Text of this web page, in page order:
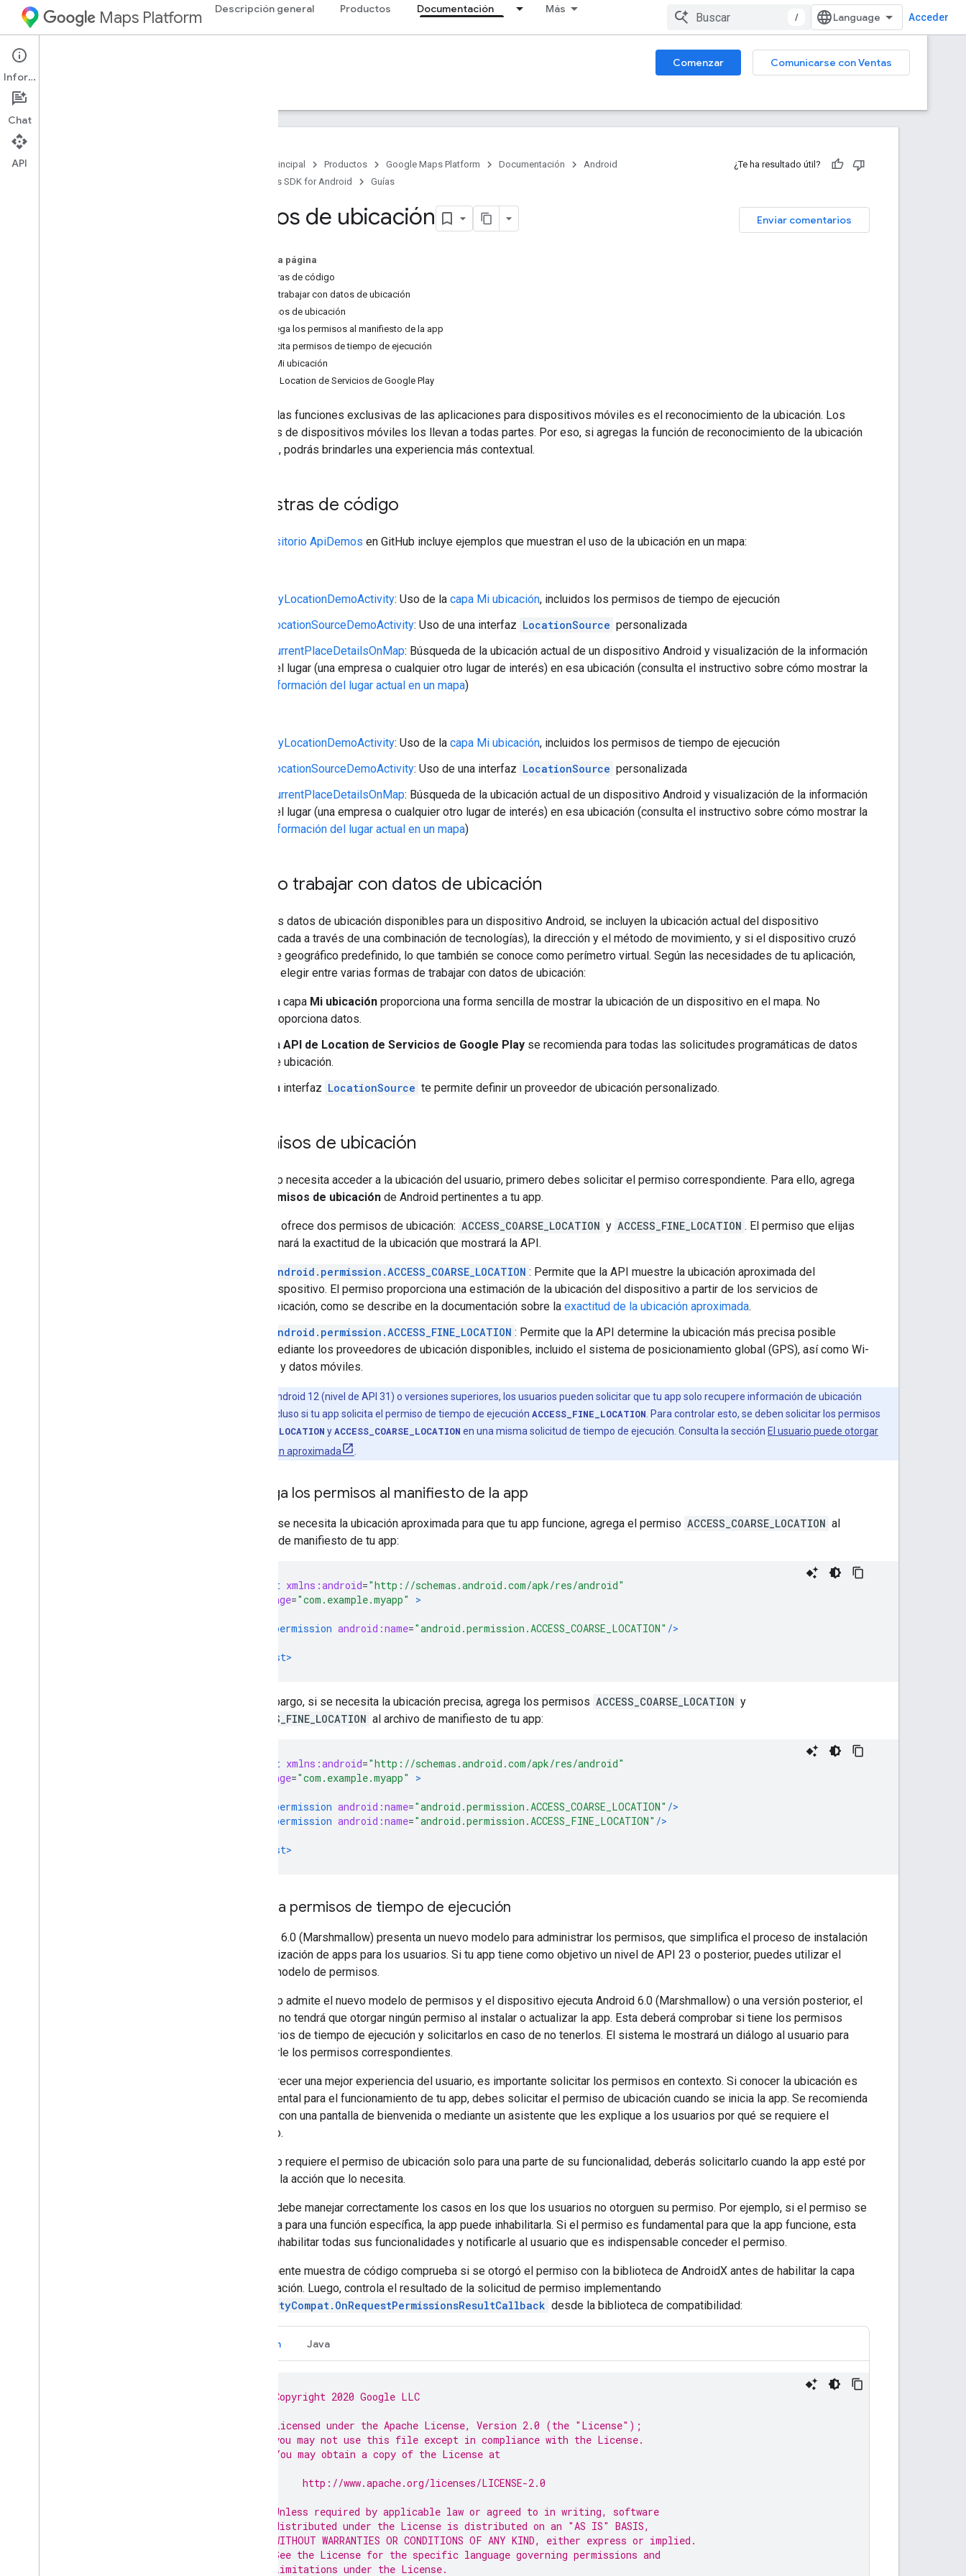
Maps Platform Descripción general Productos Documentación Más
/ Acceder
Android Comenzar
Comunicarse con Ventas
Guías
Página principal Productos Google Maps Platform Documentación
Android
Maps SDK for Android
Guías
¿Te ha resultado útil?
Enviar comentarios
Datos de ubicación
En esta página
Muestras de código
Cómo trabajar con datos de ubicación
Permisos de ubicación
Agrega los permisos al manifiesto de la app
Solicita permisos de tiempo de ejecución
Capa Mi ubicación
API de Location de Servicios de Google Play
Una de las funciones exclusivas de las aplicaciones para dispositivos móviles es el reconocimiento de la ubicación. Los
usuarios de dispositivos móviles los llevan a todas partes. Por eso, si agregas la función de reconocimiento de la ubicación
a tu app, podrás brindarles una experiencia más contextual.
Muestras de código
repositorio ApiDemos en GitHub incluye ejemplos que muestran el uso de la ubicación en un mapa:
MyLocationDemoActivity: Uso de la capa Mi ubicación, incluidos los permisos de tiempo de ejecución
LocationSourceDemoActivity: Uso de una interfaz LocationSource personalizada
CurrentPlaceDetailsOnMap: Búsqueda de la ubicación actual de un dispositivo Android y visualización de la información
del lugar (una empresa o cualquier otro lugar de interés) en esa ubicación (consulta el instructivo sobre cómo mostrar la
información del lugar actual en un mapa)
MyLocationDemoActivity: Uso de la capa Mi ubicación, incluidos los permisos de tiempo de ejecución
LocationSourceDemoActivity: Uso de una interfaz LocationSource personalizada
CurrentPlaceDetailsOnMap: Búsqueda de la ubicación actual de un dispositivo Android y visualización de la información
del lugar (una empresa o cualquier otro lugar de interés) en esa ubicación (consulta el instructivo sobre cómo mostrar la
información del lugar actual en un mapa)
Cómo trabajar con datos de ubicación
Entre los datos de ubicación disponibles para un dispositivo Android, se incluyen la ubicación actual del dispositivo
(identificada a través de una combinación de tecnologías), la dirección y el método de movimiento, y si el dispositivo cruzó
un límite geográfico predefinido, lo que también se conoce como perímetro virtual. Según las necesidades de tu aplicación,
puedes elegir entre varias formas de trabajar con datos de ubicación:
La capa Mi ubicación proporciona una forma sencilla de mostrar la ubicación de un dispositivo en el mapa. No
proporciona datos.
La API de Location de Servicios de Google Play se recomienda para todas las solicitudes programáticas de datos
de ubicación.
La interfaz LocationSource te permite definir un proveedor de ubicación personalizado.
Permisos de ubicación
Si tu app necesita acceder a la ubicación del usuario, primero debes solicitar el permiso correspondiente. Para ello, agrega
permisos de ubicación de Android pertinentes a tu app.
Android ofrece dos permisos de ubicación: ACCESS_COARSE_LOCATION y ACCESS_FINE_LOCATION . El permiso que elijas
determinará la exactitud de la ubicación que mostrará la API.
android.permission.ACCESS_COARSE_LOCATION : Permite que la API muestre la ubicación aproximada del
dispositivo. El permiso proporciona una estimación de la ubicación del dispositivo a partir de los servicios de
ubicación, como se describe en la documentación sobre la exactitud de la ubicación aproximada.
android.permission.ACCESS_FINE_LOCATION : Permite que la API determine la ubicación más precisa posible
mediante los proveedores de ubicación disponibles, incluido el sistema de posicionamiento global (GPS), así como Wi-
Fi y datos móviles.
En Android 12 (nivel de API 31) o versiones superiores, los usuarios pueden solicitar que tu app solo recupere información de ubicación
aproximada incluso si tu app solicita el permiso de tiempo de ejecución ACCESS_FINE_LOCATION . Para controlar esto, se deben solicitar los permisos
ACCESS_FINE_LOCATION yACCESS_COARSE_LOCATION en una misma solicitud de tiempo de ejecución. Consulta la sección El usuario puede otorgar
solo la ubicación aproximada
Agrega los permisos al manifiesto de la app
Si solo se necesita la ubicación aproximada para que tu app funcione, agrega el permiso ACCESS_COARSE_LOCATION al
archivo de manifiesto de tu app:
<manifest xmlns:android="http://schemas.android.com/apk/res/android"
package="com.example.myapp"
>
<uses-permission android:name="android.permission.ACCESS_COARSE_LOCATION" />
</manifest>
Sin embargo, si se necesita la ubicación precisa, agrega los permisos ACCESS_COARSE_LOCATION y
ACCESS_FINE_LOCATION al archivo de manifiesto de tu app:
<manifest xmlns:android="http://schemas.android.com/apk/res/android"
package="com.example.myapp"
>
<uses-permission android:name="android.permission.ACCESS_COARSE_LOCATION" />
<uses-permission android:name="android.permission.ACCESS_FINE_LOCATION" />
</manifest>
Solicita permisos de tiempo de ejecución
Android 6.0 (Marshmallow) presenta un nuevo modelo para administrar los permisos, que simplifica el proceso de instalación
y actualización de apps para los usuarios. Si tu app tiene como objetivo un nivel de API 23 o posterior, puedes utilizar el
nuevo modelo de permisos.
Si tu app admite el nuevo modelo de permisos y el dispositivo ejecuta Android 6.0 (Marshmallow) o una versión posterior, el
usuario no tendrá que otorgar ningún permiso al instalar o actualizar la app. Esta deberá comprobar si tiene los permisos
necesarios de tiempo de ejecución y solicitarlos en caso de no tenerlos. El sistema le mostrará un diálogo al usuario para
solicitarle los permisos correspondientes.
Para ofrecer una mejor experiencia del usuario, es importante solicitar los permisos en contexto. Si conocer la ubicación es
fundamental para el funcionamiento de tu app, debes solicitar el permiso de ubicación cuando se inicia la app. Se recomienda
hacerlo con una pantalla de bienvenida o mediante un asistente que les explique a los usuarios por qué se requiere el
permiso.
Si la app requiere el permiso de ubicación solo para una parte de su funcionalidad, deberás solicitarlo cuando la app esté por
realizar la acción que lo necesita.
La app debe manejar correctamente los casos en los que los usuarios no otorguen su permiso. Por ejemplo, si el permiso se
necesita para una función específica, la app puede inhabilitarla. Si el permiso es fundamental para que la app funcione, esta
podrá inhabilitar todas sus funcionalidades y notificarle al usuario que es indispensable conceder el permiso.
La siguiente muestra de código comprueba si se otorgó el permiso con la biblioteca de AndroidX antes de habilitar la capa
Mi ubicación. Luego, controla el resultado de la solicitud de permiso implementando
ActivityCompat.OnRequestPermissionsResultCallback desde la biblioteca de compatibilidad:
Kotlin Java
// Copyright 2020 Google LLC
// Licensed under the Apache License, Version 2.0 (the "License");
// you may not use this file except in compliance with the License.
// You may obtain a copy of the License at
//      http://www.apache.org/licenses/LICENSE-2.0
// Unless required by applicable law or agreed to in writing, software
// distributed under the License is distributed on an "AS IS" BASIS,
// WITHOUT WARRANTIES OR CONDITIONS OF ANY KIND, either express or implied.
// See the License for the specific language governing permissions and
// limitations under the License.
Información
Chat
API